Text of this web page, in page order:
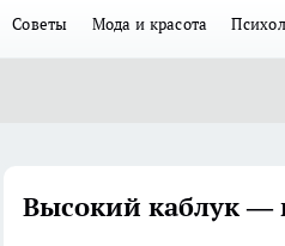
Советы Мода и красота
Высокий каблук —